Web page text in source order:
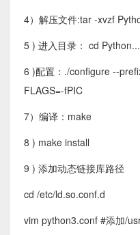
4）解压文件:tar -xvzf
5 ) 进入目录： cd Python...
6 )配置：./configure --
FLAGS=-fPIC
7）编译：make
8 ) make install
9 ) 添加动态链接库路径
cd /etc/ld.so.conf.d
vim python3.conf #添加/